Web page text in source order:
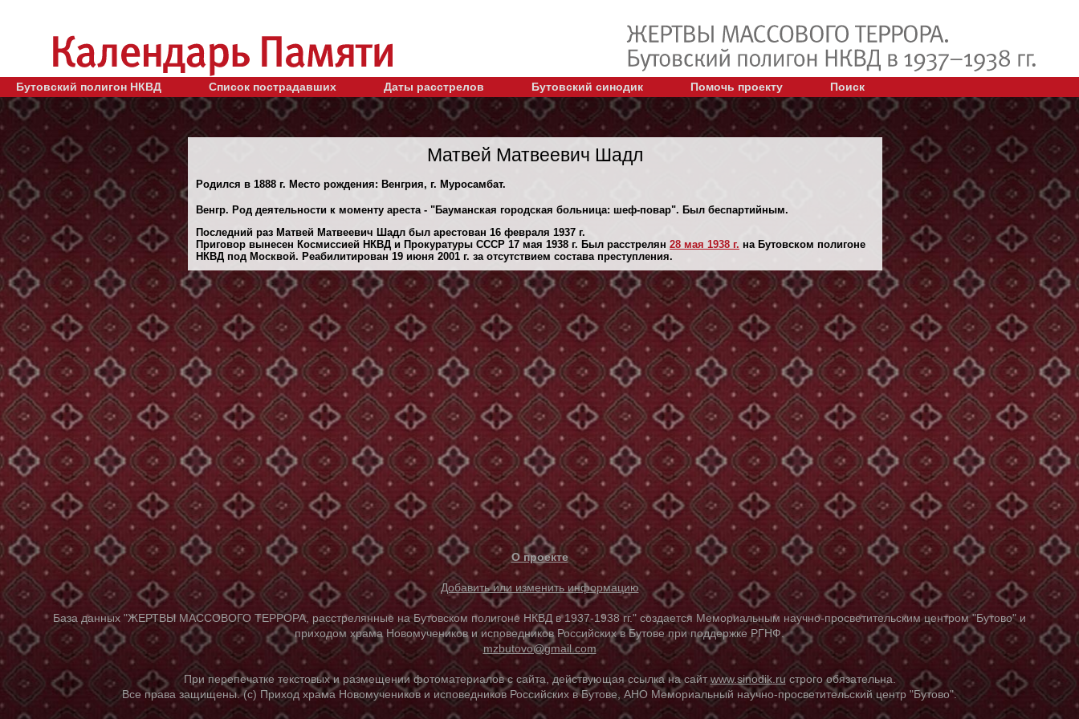
Бутовский полигон НКВД Список пострадавших Даты расстрелов Бутовский синодик Помочь проекту Поиск
Матвей Матвеевич Шадл
Родился в 1888 г. Место рождения: Венгрия, г. Муросамбат.
Венгр. Род деятельности к моменту ареста - "Бауманская городская больница: шеф-повар". Был беспартийным.
Последний раз Матвей Матвеевич Шадл был арестован 16 февраля 1937 г.
Приговор вынесен Космиссией НКВД и Прокуратуры СССР 17 мая 1938 г. Был расстрелян 28 мая 1938 г. на Бутовском полигоне
НКВД под Москвой. Реабилитирован 19 июня 2001 г. за отсутствием состава преступления.
О проекте
Добавить или изменить информацию
База данных "ЖЕРТВЫ МАССОВОГО ТЕРРОРА, расстрелянные на Бутовском полигоне НКВД в 1937-1938 гг." создается Мемориальным научно-просветительским центром "Бутово" и
приходом храма Новомучеников и исповедников Российских в Бутове при поддержке РГНФ.
mzbutovo@gmail.com
При перепечатке текстовых и размещении фотоматериалов с сайта, действующая ссылка на сайтwww.sinodik.ru строго обязательна.
Все права защищены. (с) Приход храма Новомучеников и исповедников Российских в Бутове, АНО Мемориальный научно-просветительский центр "Бутово".